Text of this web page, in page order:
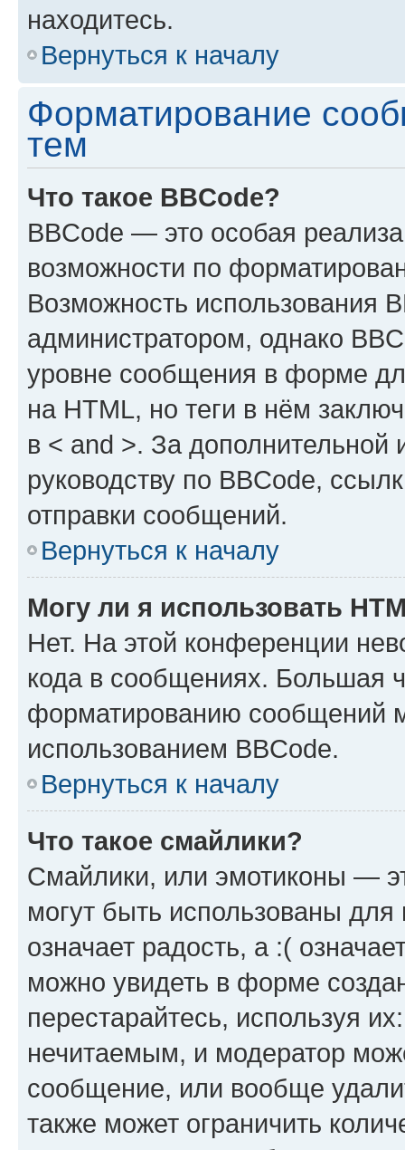
находитесь.
Вернуться к началу
Форматирование
тем
Что такое BBCode?
BBCode — это особая
возможности по
Возможность использования
администратором, однако
уровне сообщения в форме
на HTML, но теги в нём
в < and >. За
руководству по BBCode,
отправки сообщений.
Вернуться к началу
Могу ли я использовать
Нет. На этой конференции
кода в сообщениях. Большая
форматированию сообщений
использованием BBCode.
Вернуться к началу
Что такое смайлики?
Смайлики, или эмотиконы —
могут быть использованы
означает радость, а :(
можно увидеть в форме
перестарайтесь, используя
нечитаемым, и модератор
сообщение, или вообще
также может ограничить